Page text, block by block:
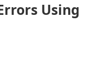
Using